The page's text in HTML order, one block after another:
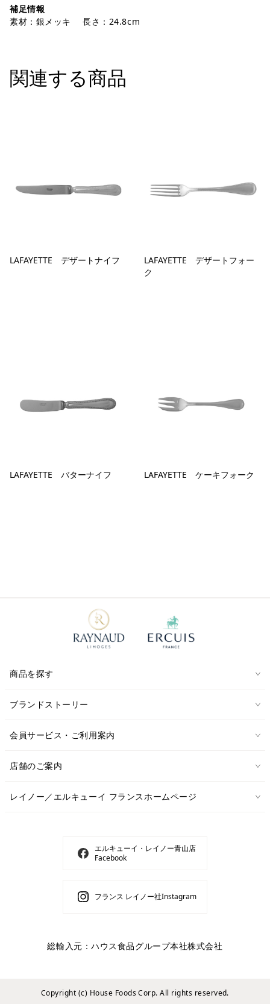
補足情報
素材：銀メッキ 長さ：24.8cm
関連する商品
LAFAYETTE デザートナイフ
LAFAYETTE デザートフォー
ク
LAFAYETTE バターナイフ LAFAYETTE ケーキフォーク
商品を探す
ブランドストーリー
会員サービス・ご利用案内
店舗のご案内
レイノー／エルキューイ フランスホームページ
エルキューイ・レイノー青山店
Facebook
フランス レイノー社Instagram
総輸入元：ハウス食品グループ本社株式会社
Copyright (c) House Foods Corp. All rights reserved.